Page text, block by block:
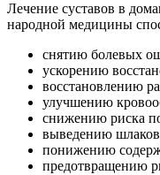
Лечение суставов в
народной медицины
снятию болевых
ускорению
восстановлению
улучшению
снижению риска
выведению
понижению
предотвращению